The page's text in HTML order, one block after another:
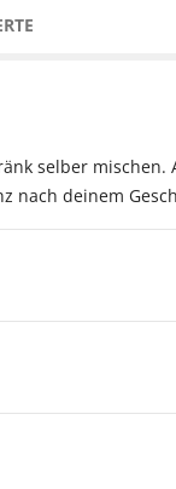
selber
nach deinem